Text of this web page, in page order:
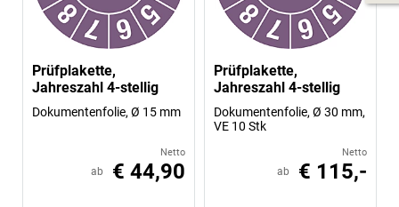
Prüfplakette,
Jahreszahl 4-stellig
Dokumentenfolie, Ø 15 mm
Netto
ab € 44,90
Prüfplakette,
Jahreszahl 4-stellig
Dokumentenfolie, Ø 30 mm,
VE 10 Stk
Netto
ab € 115,-